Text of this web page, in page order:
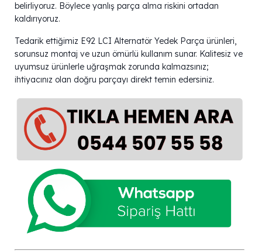
belirliyoruz. Böylece yanlış parça alma riskini ortadan
kaldırıyoruz.
Tedarik ettiğimiz E92 LCI Alternatör Yedek Parça ürünleri,
sorunsuz montaj ve uzun ömürlü kullanım sunar. Kalitesiz ve
uyumsuz ürünlerle uğraşmak zorunda kalmazsınız;
ihtiyacınız olan doğru parçayı direkt temin edersiniz.